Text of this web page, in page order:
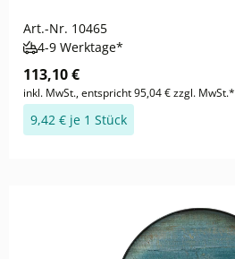
Art.-Nr. 10465
4-9 Werktage*
113,10 €
inkl. MwSt., entspricht 95,04 € zzgl. MwSt.*
9,42 € je 1 Stück